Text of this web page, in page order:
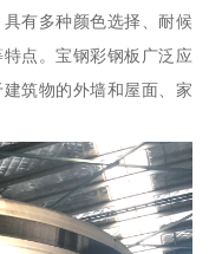
有多种颜色选择、耐候
点。宝钢彩钢板广泛应
筑物的外墙和屋面、家